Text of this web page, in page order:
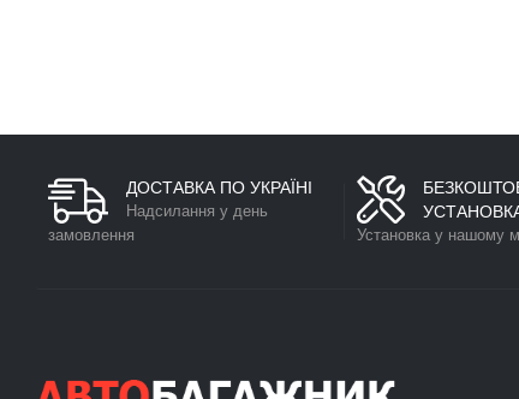
ДОСТАВКА ПО УКРАЇНІ
Надсилання у день
замовлення
Установка у нашому